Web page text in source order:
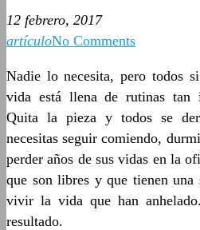
12 febrero, 2017
artículoNo Comments
Nadie lo necesita, pero todos
vida está llena de rutinas tan
Quita la pieza y todos se
necesitas seguir comiendo,
perder años de sus vidas en la
que son libres y que tienen una
vivir la vida que han
resultado.